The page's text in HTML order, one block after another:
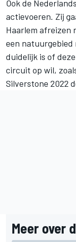
Ook de
actievoeren. Zij
Haarlem afreizen
een natuurgebied
duidelijk is of
circuit op wil,
Silverstone 2022
Meer over